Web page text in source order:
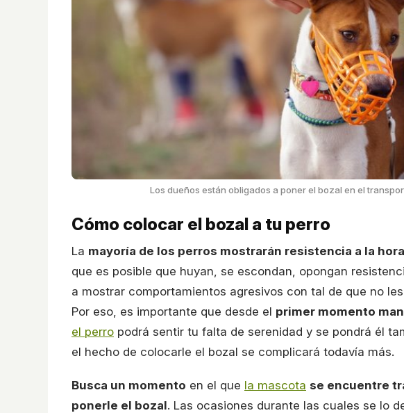
Los dueños están obligados a poner el bozal en el
Cómo colocar el bozal a tu perro
La mayoría de los perros mostrarán resistencia a la
que es posible que huyan, se escondan, opongan
a mostrar comportamientos agresivos con tal de que no
Por eso, es importante que desde el primer momento
el perro podrá sentir tu falta de serenidad y se pondrá él
el hecho de colocarle el bozal se complicará todavía más.
Busca un momento en el que la mascota se encuentre
ponerle el bozal. Las ocasiones durante las cuales se lo